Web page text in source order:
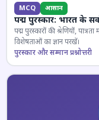
MCQ आसान
पद्म पुरस्कार: भारत के
पद्म पुरस्कारों की श्रेणियों,
विशेषताओं का ज्ञान परखें।
पुरस्कार और सम्मान प्रश्नोत्तरी